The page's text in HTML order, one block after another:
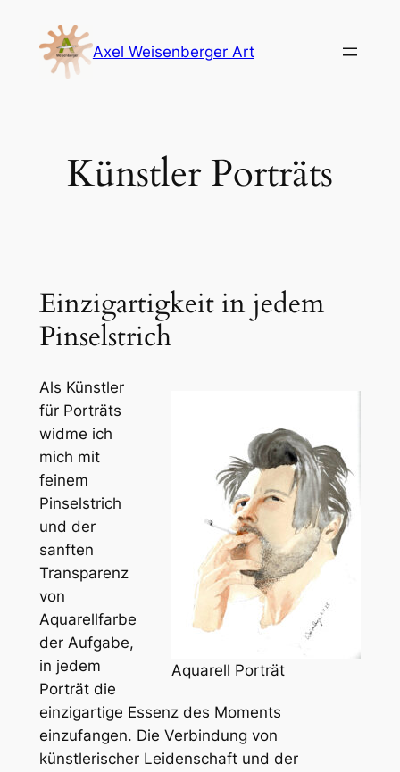
Inhalt
springen
Axel Weisenberger Art
Künstler Porträts
Einzigartigkeit in jedem
Pinselstrich
Aquarell Porträt
Als Künstler
für Porträts
widme ich
mich mit
feinem
Pinselstrich
und der
sanften
Transparenz
von
Aquarellfarbe
der Aufgabe,
in jedem
Porträt die
einzigartige Essenz des Moments
einzufangen. Die Verbindung von
künstlerischer Leidenschaft und der